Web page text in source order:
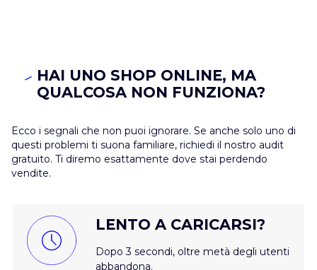
HAI UNO SHOP ONLINE, MA
QUALCOSA NON FUNZIONA?
Ecco i segnali che non puoi ignorare. Se anche solo uno di
questi problemi ti suona familiare, richiedi il nostro audit
gratuito. Ti diremo esattamente dove stai perdendo
vendite.
LENTO A CARICARSI?
Dopo 3 secondi, oltre metà degli utenti
abbandona.